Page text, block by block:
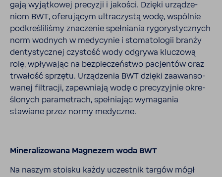
gają wyjąt­kowej precyzji i jakości. Dzięki urzą­dze­
niom BWT, oferu­jącym ultra­czystą wodę, wspólnie
podkre­śli­liśmy znaczenie speł­niania rygo­ry­stycz­nych
norm wodnych w medy­cynie i stoma­to­logii branży
denty­stycznej czystość wody odgrywa kluczową
rolę, wpły­wając na bezpie­czeń­stwo pacjentów oraz
trwa­łość sprzętu. Urzą­dzenia BWT dzięki zaawan­so­
wanej filtracji, zapew­niają wodę o precy­zyjnie okre­
ślo­nych para­me­trach, speł­niając wyma­gania
stawiane przez normy medyczne.
Mine­ra­li­zo­wana Magnezem woda BWT
Na naszym stoisku każdy uczestnik targów mógł